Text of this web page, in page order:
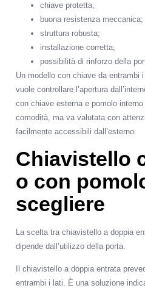
chiave protetta;
buona resistenza meccanica;
struttura robusta;
installazione corretta;
possibilità di rinforzo della
Un modello con chiave da entrambi
vuole controllare l’apertura
con chiave esterna e pomolo
comodità, ma va valutata con
facilmente accessibili dall’esterno.
Chiavistello
o con
scegliere
La scelta tra chiavistello a doppia
dipende dall’utilizzo della porta.
Il chiavistello a doppia entrata
entrambi i lati. È una soluzione